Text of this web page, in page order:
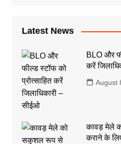
Latest News
BLO और
करें
August
कावड़ मेले
कराने के